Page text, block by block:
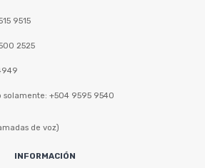
9515
2525
+504 9595 9540
de voz)
INFORMACIÓN